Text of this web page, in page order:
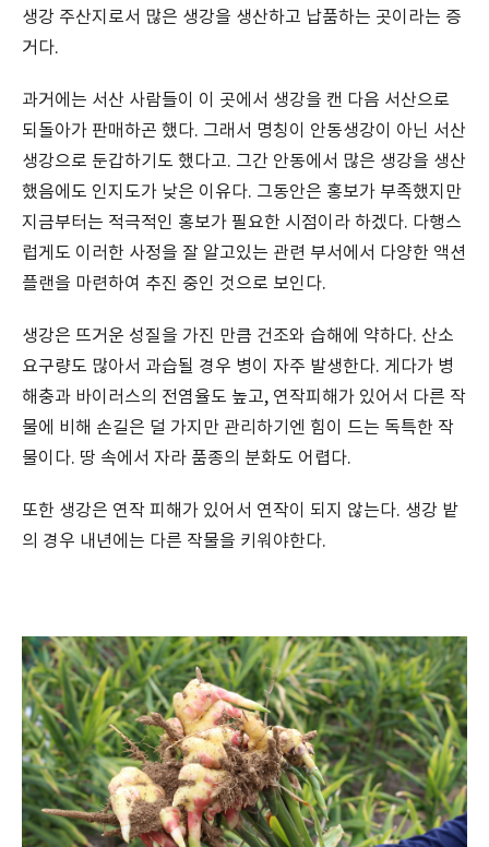
생강 주산지로서 많은 생강을 생산하고 납품하는 곳이라는 증
거다.
과거에는 서산 사람들이 이 곳에서 생강을 캔 다음 서산으로
되돌아가 판매하곤 했다. 그래서 명칭이 안동생강이 아닌 서산
생강으로 둔갑하기도 했다고. 그간 안동에서 많은 생강을 생산
했음에도 인지도가 낮은 이유다. 그동안은 홍보가 부족했지만
지금부터는 적극적인 홍보가 필요한 시점이라 하겠다. 다행스
럽게도 이러한 사정을 잘 알고있는 관련 부서에서 다양한 액션
플랜을 마련하여 추진 중인 것으로 보인다.
생강은 뜨거운 성질을 가진 만큼 건조와 습해에 약하다. 산소
요구량도 많아서 과습될 경우 병이 자주 발생한다. 게다가 병
해충과 바이러스의 전염율도 높고, 연작피해가 있어서 다른 작
물에 비해 손길은 덜 가지만 관리하기엔 힘이 드는 독특한 작
물이다. 땅 속에서 자라 품종의 분화도 어렵다.
또한 생강은 연작 피해가 있어서 연작이 되지 않는다. 생강 밭
의 경우 내년에는 다른 작물을 키워야한다.